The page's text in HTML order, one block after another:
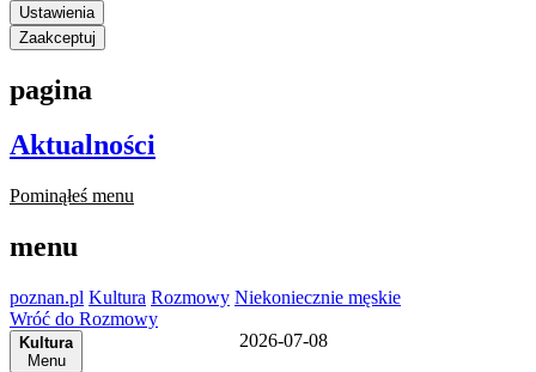
Ustawienia
Zaakceptuj
pagina
Aktualności
Pominąłeś menu
menu
poznan.pl Kultura Rozmowy Niekoniecznie męskie
Wróć do Rozmowy
Kultura
Menu
2026-07-08